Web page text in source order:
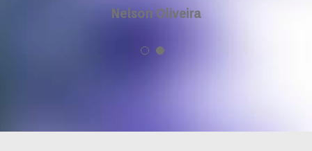
Nelson Oliveira